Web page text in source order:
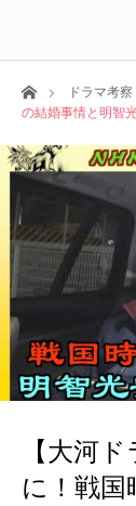
ホームドラマ考察
の結婚事情と明智
【大河
に！戦国